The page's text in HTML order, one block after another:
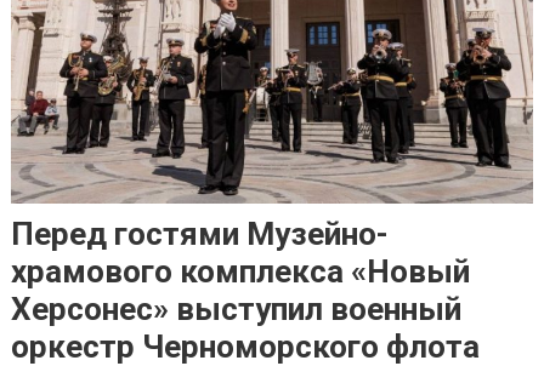
Перед гостями Музейно-
храмового комплекса «Новый
Херсонес» выступил военный
оркестр Черноморского флота